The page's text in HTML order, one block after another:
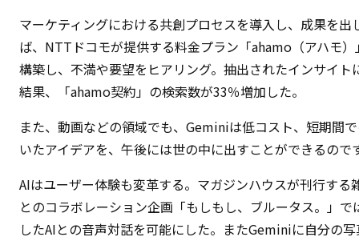
マーケティングにおける共創プロセスを導入し、成果を
ば、NTTドコモが提供する料金プラン「ahamo（アハモ
構築し、不満や要望をヒアリング。抽出されたインサイ
結果、「ahamo契約」の検索数が33％増加した。
また、動画などの領域でも、Geminiは低コスト、短期間
いたアイデアを、午後には世の中に出すことができるので
AIはユーザー体験も変革する。マガジンハウスが刊行す
とのコラボレーション企画「もしもし、ブルータス。」
したAIとの音声対話を可能にした。またGeminiに自分の